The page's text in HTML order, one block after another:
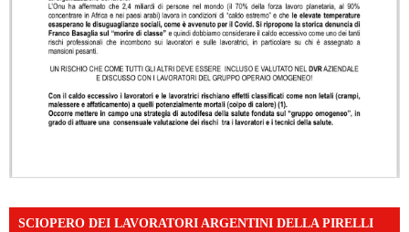
SCIOPERO DEI LAVORATORI ARGENTINI DELLA PIRELLI